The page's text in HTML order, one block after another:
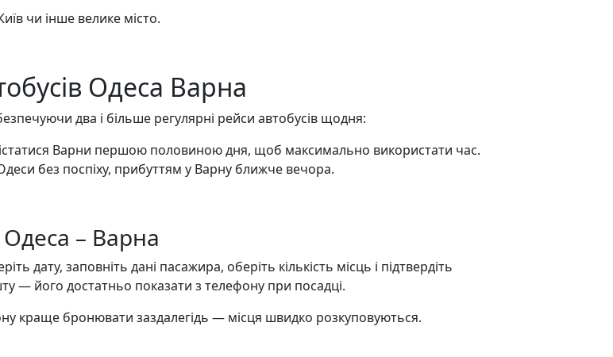
чи інше велике місто.
Одеса Варна
два і більше регулярні рейси автобусів щодня:
Варни першою половиною дня, щоб максимально використати час.
без поспіху, прибуттям у Варну ближче вечора.
– Варна
дату, заповніть дані пасажира, оберіть кількість місць і підтвердіть
— його достатньо показати з телефону при посадці.
краще бронювати заздалегідь — місця швидко розкуповуються.